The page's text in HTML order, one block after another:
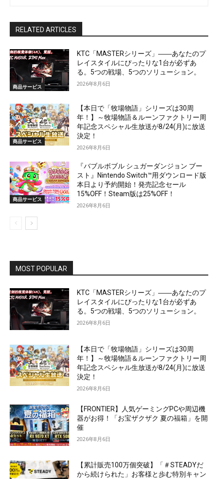
RELATED ARTICLES
商品サービス
KTC「MASTERシリーズ」――あなたのプ
レイスタイルにぴったりな1台が必ずあ
る。5つの戦場、5つのソリューション。
2026年8月6日
商品サービス
【本日で「牧場物語」シリーズは30周
年！】～牧場物語＆ルーンファクトリー周
年記念スペシャル生放送が8/24(月)に放送
決定！
2026年8月6日
商品サービス
『バブルボブル シュガーダンジョン ブー
スト』Nintendo Switch™用ダウンロード版
本日より予約開始！発売記念セール
15%OFF！Steam版は25%OFF！
2026年8月6日
MOST POPULAR
KTC「MASTERシリーズ」――あなたのプ
レイスタイルにぴったりな1台が必ずあ
る。5つの戦場、5つのソリューション。
2026年8月6日
【本日で「牧場物語」シリーズは30周
年！】～牧場物語＆ルーンファクトリー周
年記念スペシャル生放送が8/24(月)に放送
決定！
2026年8月6日
【FRONTIER】人気ゲーミングPCや周辺機
器がお得！「お宝ザクザク 夏の福箱」を開
催
2026年8月6日
【累計販売100万個突破】「＃STEADYだ
から続けられた」お客様と歩む特別キャン